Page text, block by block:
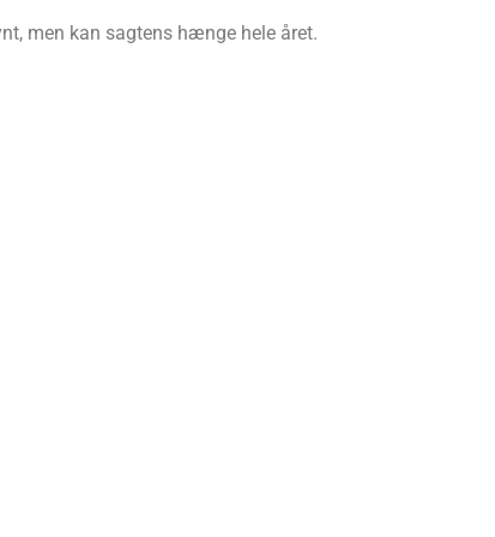
men kan sagtens hænge hele året.